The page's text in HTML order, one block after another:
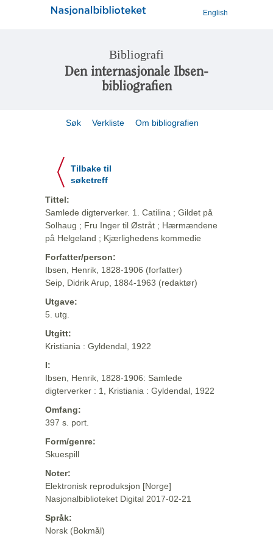
English
Bibliografi
Den internasjonale Ibsen-
bibliografien
Søk Verkliste Om bibliografien
Tilbake til
søketreff
Tittel:
Samlede digterverker. 1. Catilina ; Gildet på
Solhaug ; Fru Inger til Østråt ; Hærmændene
på Helgeland ; Kjærlighedens kommedie
Forfatter/person:
Ibsen, Henrik, 1828-1906 (forfatter)
Seip, Didrik Arup, 1884-1963 (redaktør)
Utgave:
5. utg.
Utgitt:
Kristiania : Gyldendal, 1922
I:
Ibsen, Henrik, 1828-1906: Samlede
digterverker : 1, Kristiania : Gyldendal, 1922
Omfang:
397 s. port.
Form/genre:
Skuespill
Noter:
Elektronisk reproduksjon [Norge]
Nasjonalbiblioteket Digital 2017-02-21
Språk:
Norsk (Bokmål)